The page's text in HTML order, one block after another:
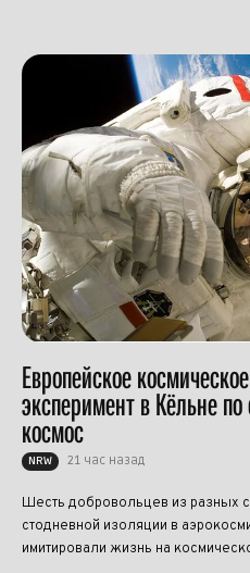
Европейское
эксперимент в Кёльне
космос
NRW 21 час назад
Шесть добровольцев из разных
стодневной изоляции в
имитировали жизнь на